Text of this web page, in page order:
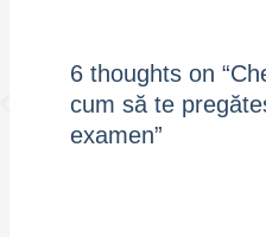
6 thoughts on
cum să te
examen”